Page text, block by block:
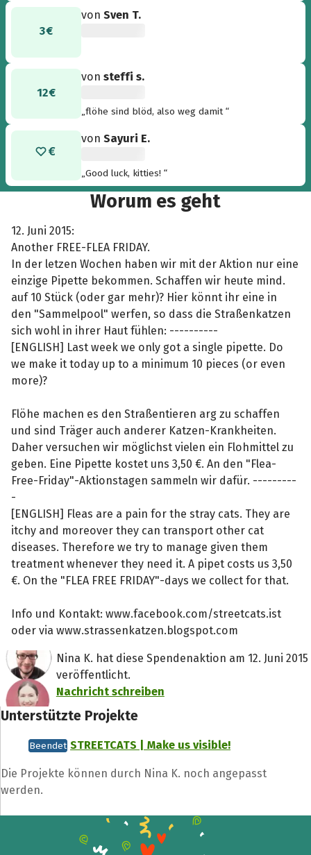
3 €
vonSven T.
12 €
vonsteffi s.
„flöhe sind blöd, also weg damit “
vonSayuri E.
„Good luck, kitties! “
Worum es geht
12. Juni 2015:
Another FREE-FLEA FRIDAY.
In der letzen Wochen haben wir mit der Aktion nur eine
einzige Pipette bekommen. Schaffen wir heute mind.
auf 10 Stück (oder gar mehr)? Hier könnt ihr eine in
den "Sammelpool" werfen, so dass die Straßenkatzen
sich wohl in ihrer Haut fühlen: ----------
[ENGLISH] Last week we only got a single pipette. Do
we make it today up to a minimum 10 pieces (or even
more)?
Flöhe machen es den Straßentieren arg zu schaffen
und sind Träger auch anderer Katzen-Krankheiten.
Daher versuchen wir möglichst vielen ein Flohmittel zu
geben. Eine Pipette kostet uns 3,50 €. An den "Flea-
Free-Friday"-Aktionstagen sammeln wir dafür. ---------
-
[ENGLISH] Fleas are a pain for the stray cats. They are
itchy and moreover they can transport other cat
diseases. Therefore we try to manage given them
treatment whenever they need it. A pipet costs us 3,50
€. On the "FLEA FREE FRIDAY"-days we collect for that.
Info und Kontakt: www.facebook.com/streetcats.ist
oder via www.strassenkatzen.blogspot.com
Nina K. hat diese Spendenaktion am 12. Juni 2015
veröffentlicht.
Nachricht schreiben
Unterstützte Projekte
Beendet STREETCATS | Make us visible!
Die Projekte können durch Nina K. noch angepasst
werden.
Teile die Spendenaktion
Hilf mit noch mehr Spenden zu sammeln!